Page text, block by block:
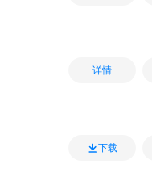
详情
下载